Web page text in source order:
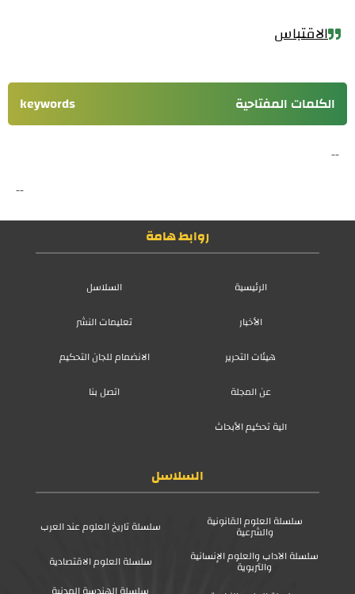
الاقتباس
الكلمات المفتاحية keywords
--
--
روابط هامة
الرئيسية
السلاسل
الأخبار
تعليمات النشر
هيئات التحرير
الانضمام للجان التحكيم
عن المجلة
اتصل بنا
آلية تحكيم الأبحاث
السلاسل
سلسلة العلوم القانونية
والشرعية
سلسلة تاريخ العلوم عند العرب
سلسلة الآداب والعلوم الإنسانية
والتربوية
سلسلة العلوم الاقتصادية